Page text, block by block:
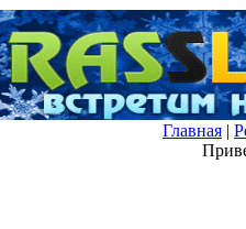
Главная |